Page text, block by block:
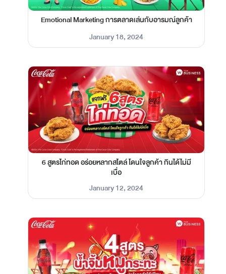
Emotional Marketing การตลาดเล่นกับอารมณ์ลูกค้า
January 18, 2024
6 สูตรไก่ทอด อร่อยหลากสไตล์ โดนใจลูกค้า กินได้ไม่มี
เบื่อ
January 12, 2024